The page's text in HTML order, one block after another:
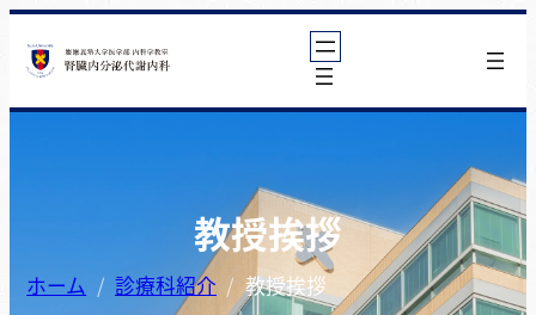
教授挨拶
ホーム 診療科紹介 教授挨拶